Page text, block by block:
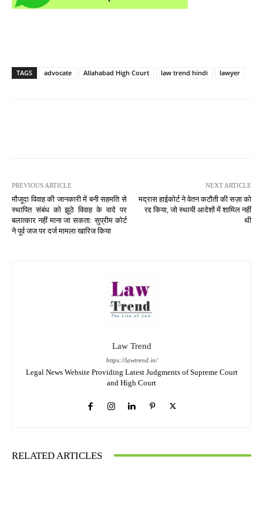
TAGS advocate Allahabad High Court law trend hindi lawyer
PREVIOUS ARTICLE
मौजूदा विवाह की जानकारी में बनी सहमति से
स्थापित संबंध को झूठे विवाह के वादे पर
बलात्कार नहीं माना जा सकता: सुप्रीम कोर्ट
ने पूर्व जज पर दर्ज मामला खारिज किया
NEXT ARTICLE
मद्रास हाईकोर्ट ने वेतन कटौती की सज़ा को
रद्द किया, जो स्थायी आदेशों में शामिल नहीं
थी
Law Trend
https://lawtrend.in/
Legal News Website Providing Latest Judgments of Supreme Court
and High Court
RELATED ARTICLES